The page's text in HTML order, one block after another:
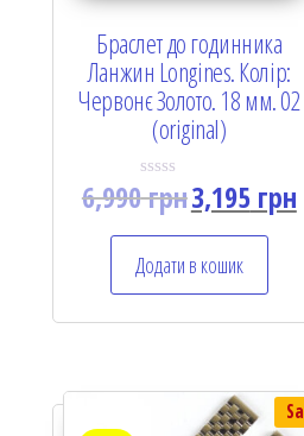
Браслет до годинника
Ланжин Longines. Колір:
Червонє Золото. 18 мм. 02
(original)
R
a
d
0
o
u
5
6,990грн3,195грн
Додати в кошик